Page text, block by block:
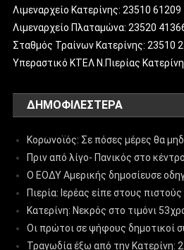
Λιμεναρχείο Κατερίνης: 23510 61209
Λιμεναρχείο Πλαταμώνα: 23520
Σταθμός Τραίνων Κατερίνης: 23510
Υπεραστικό ΚΤΕΛ Ν.Πιερίας
ΔΗΜΟΦΙΛΈΣΤΕΡΑ
Κορωνοϊός: Σε πόσες μέρες θα
Πριν από λίγο- Πανικός στο
Ο ΕΟΔΥ Αμερικής δημοσίευσε
Πιερία: Ιερέας είπε στους
Κατερίνη: Νεκρός στο τιμόνι
Οι πρώτοι σε ψήφους δημοτικοί
Τραγωδία έξω από την Κατερίνη: